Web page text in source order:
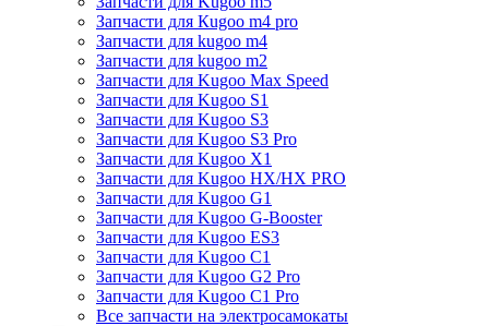
Запчасти для Кugoo m4 pro
Запчасти для kugoo m4
Запчасти для kugoo m2
Запчасти для Kugoo Max Speed
Запчасти для Kugoo S1
Запчасти для Kugoo S3
Запчасти для Kugoo S3 Pro
Запчасти для Kugoo X1
Запчасти для Kugoo HX/HX PRO
Запчасти для Kugoo G1
Запчасти для Kugoo G-Booster
Запчасти для Kugoo ES3
Запчасти для Kugoo C1
Запчасти для Kugoo G2 Pro
Запчасти для Kugoo C1 Pro
Все запчасти на электросамокаты